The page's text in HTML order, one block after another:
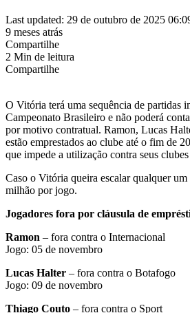
Last updated: 29 de outubro de 2025
9 meses atrás
Compartilhe
2 Min de leitura
Compartilhe
O Vitória terá uma sequência de partidas
Campeonato Brasileiro e não poderá
por motivo contratual. Ramon, Lucas
estão emprestados ao clube até o fim de
que impede a utilização contra seus
Caso o Vitória queira escalar qualquer um
milhão por jogo.
Jogadores fora por cláusula de
Ramon – fora contra o Internacional
Jogo: 05 de novembro
Lucas Halter – fora contra o Botafogo
Jogo: 09 de novembro
Thiago Couto – fora contra o Sport